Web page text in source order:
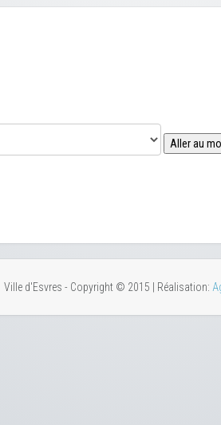
Aller au
Ville d'Esvres - Copyright © 2015 | Réalisation: